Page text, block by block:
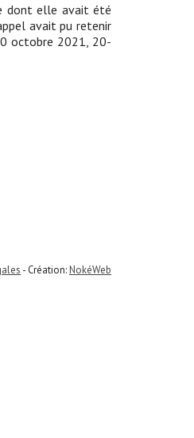
dont elle avait été
avait pu retenir
octobre 2021, 20-
- Création:NokéWeb